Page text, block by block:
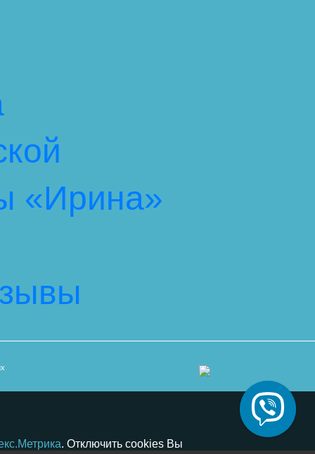
«Ирина»
. Отключить cookies Вы